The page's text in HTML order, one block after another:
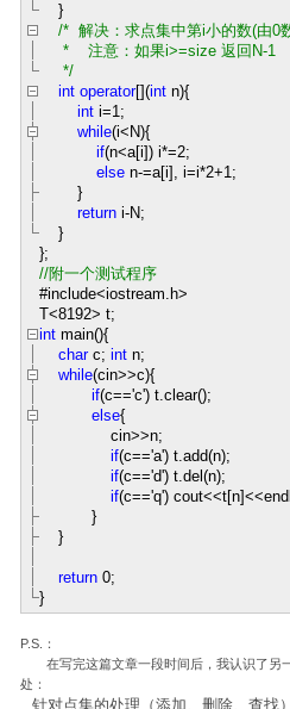
}
/* 解决：求点集中第i小的数(由0
* 注意：如果i>=size 返回N-1
*/
int operator[](int n){
int i=1;
while(i< N){
if(n<a[i]) i*=2;
else n-=a[i], i=i*2+1;
}
return i-N;
}
};
//附一个测试程序
#include<iostream.h>
T<8192> t;
int main(){
charc; int n;
while(cin>>c){
if(c=='c') t.clear();
else{
cin>>n;
if(c=='a') t.add(n);
if(c=='d') t.del(n);
if(c=='q') cout<<t[n]<<
}
}
return 0;
}
P.S.：
在写完这篇文章一段时间后，我认识了另一
处：
针对点集的处理（添加、删除、查找